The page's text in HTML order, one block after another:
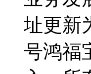
址更新
号鸿福